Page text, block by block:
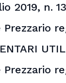
2019, n.